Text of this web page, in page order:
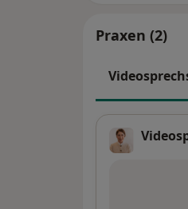
Praxen (2)